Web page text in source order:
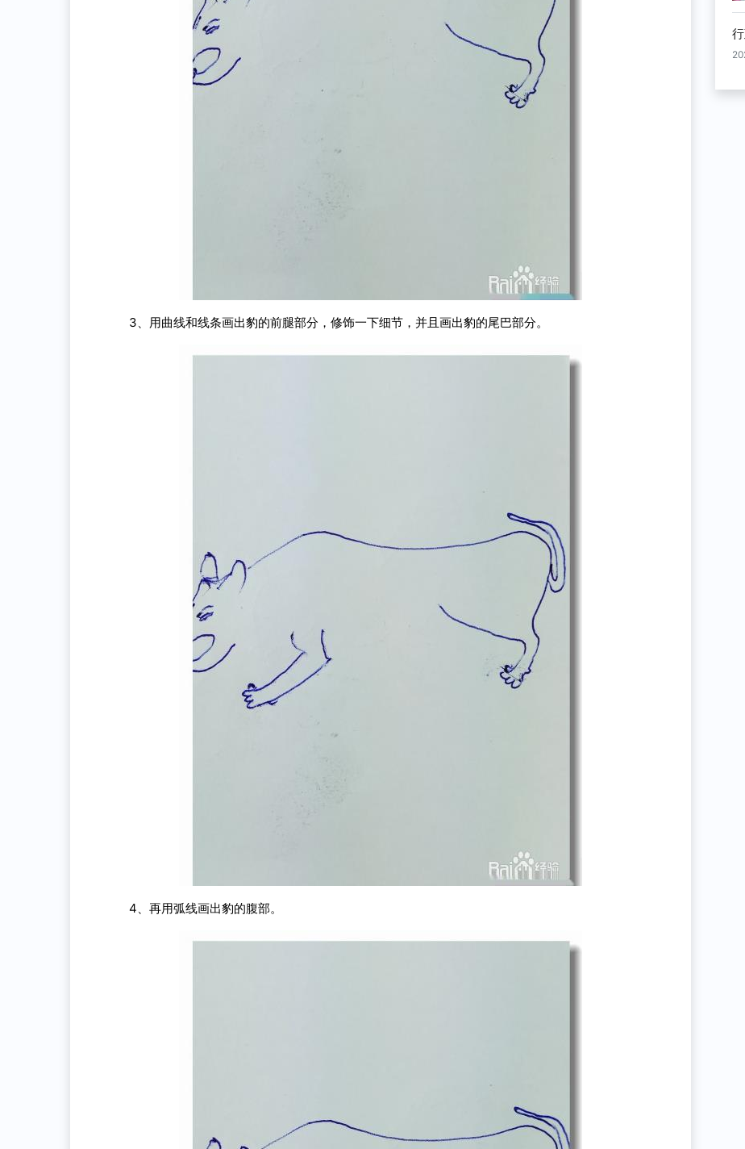
3、用曲线和线条画出豹的前腿部分，修饰一下细节，并且画出豹的尾巴部分。
4、再用弧线画出豹的腹部。